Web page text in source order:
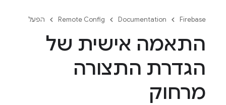
Firebase
Documentation
Remote Config הפעל
התאמה אישית של
הגדרת התצורה
מרחוק